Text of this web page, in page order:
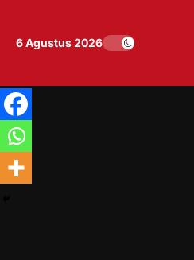
content
6 Agustus 2026